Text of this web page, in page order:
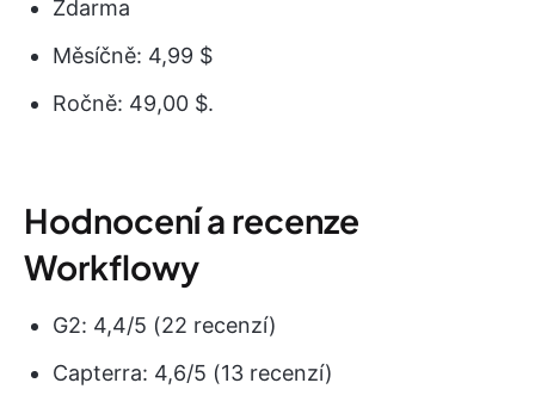
Zdarma
Měsíčně: 4,99 $
Ročně: 49,00 $.
Hodnocení a recenze
Workflowy
G2: 4,4/5 (22 recenzí)
Capterra: 4,6/5 (13 recenzí)